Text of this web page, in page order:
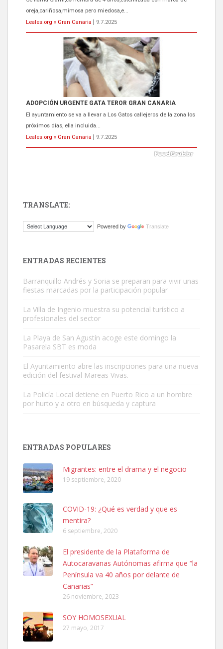
próximos días, ella incluida...
Leales.org » Gran Canaria
9.7.2025
Gato manso encontrado
Este gato macho ha aparecido en la calle hace menos de un mes,
es muy manso y extremadamente cari...
Leales.org » Gran Canaria
9.7.2025
Busco adopción responsable para mi perra. Pastor alemán,
PERRO MACHO RAZA SHIBA CON MICROCHIP PERDIDO HOY
Leales.org » Gran Canaria
6.7.2025
Ninfa perdida
calle, se perdió por la zon...
Leales.org » Gran Canaria | 6.7.2025
Adopcion
Busco casa de acogida para mi perrita ya que por temas de trabajo
no la puedo tener. Solo gente r...
Leales.org » Gran Canaria | 4.7.2025
TRANSLATE:
Powered by Translate
ENTRADAS RECIENTES
Barranquillo Andrés y Soria se preparan para vivir unas
fiestas marcadas por la participación popular
La Villa de Ingenio muestra su potencial turístico a
profesionales del sector
La Playa de San Agustín acoge este domingo la
Pasarela SBT es moda
El Ayuntamiento abre las inscripciones para una nueva
edición del festival Mareas Vivas.
La Policía Local detiene en Puerto Rico a un hombre
por hurto y a otro en búsqueda y captura
ENTRADAS POPULARES
Migrantes: entre el drama y el negocio
19 septiembre, 2020
COVID-19: ¿Qué es verdad y que es
mentira?
6 septiembre, 2020
El presidente de la Plataforma de
Autocaravanas Autónomas afirma que “la
Península va 40 años por delante de
Canarias”
26 noviembre, 2023
SOY HOMOSEXUAL
27 mayo, 2017